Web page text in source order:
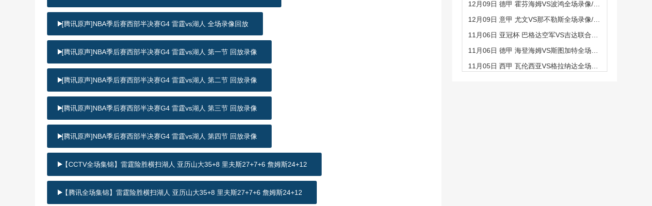
[腾讯原声]NBA季后赛西部半决赛G4 雷霆vs湖人 全场录像回放
[腾讯原声]NBA季后赛西部半决赛G4 雷霆vs湖人 第一节 回放录像
[腾讯原声]NBA季后赛西部半决赛G4 雷霆vs湖人 第二节 回放录像
[腾讯原声]NBA季后赛西部半决赛G4 雷霆vs湖人 第三节 回放录像
[腾讯原声]NBA季后赛西部半决赛G4 雷霆vs湖人 第四节 回放录像
【CCTV全场集锦】雷霆险胜横扫湖人 亚历山大35+8 里夫斯27+7+6 詹姆斯24+12
【腾讯全场集锦】雷霆险胜横扫湖人 亚历山大35+8 里夫斯27+7+6 詹姆斯24+12